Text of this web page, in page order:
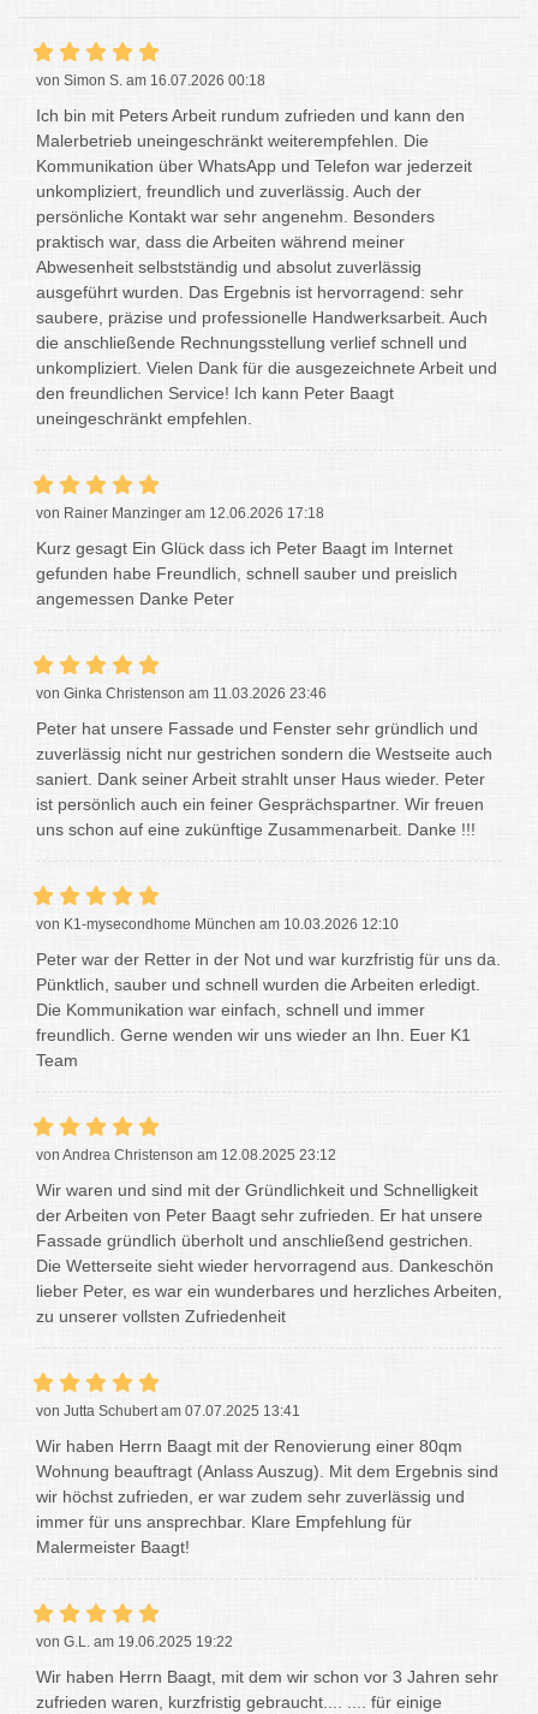
von Simon S. am 16.07.2026 00:18
Ich bin mit Peters Arbeit rundum zufrieden und kann den
Malerbetrieb uneingeschränkt weiterempfehlen. Die
Kommunikation über WhatsApp und Telefon war jederzeit
unkompliziert, freundlich und zuverlässig. Auch der
persönliche Kontakt war sehr angenehm. Besonders
praktisch war, dass die Arbeiten während meiner
Abwesenheit selbstständig und absolut zuverlässig
ausgeführt wurden. Das Ergebnis ist hervorragend: sehr
saubere, präzise und professionelle Handwerksarbeit. Auch
die anschließende Rechnungsstellung verlief schnell und
unkompliziert. Vielen Dank für die ausgezeichnete Arbeit und
den freundlichen Service! Ich kann Peter Baagt
uneingeschränkt empfehlen.
von Rainer Manzinger am 12.06.2026 17:18
Kurz gesagt Ein Glück dass ich Peter Baagt im Internet
gefunden habe Freundlich, schnell sauber und preislich
angemessen Danke Peter
von Ginka Christenson am 11.03.2026 23:46
Peter hat unsere Fassade und Fenster sehr gründlich und
zuverlässig nicht nur gestrichen sondern die Westseite auch
saniert. Dank seiner Arbeit strahlt unser Haus wieder. Peter
ist persönlich auch ein feiner Gesprächspartner. Wir freuen
uns schon auf eine zukünftige Zusammenarbeit. Danke !!!
von K1-mysecondhome München am 10.03.2026 12:10
Peter war der Retter in der Not und war kurzfristig für uns da.
Pünktlich, sauber und schnell wurden die Arbeiten erledigt.
Die Kommunikation war einfach, schnell und immer
freundlich. Gerne wenden wir uns wieder an Ihn. Euer K1
Team
von Andrea Christenson am 12.08.2025 23:12
Wir waren und sind mit der Gründlichkeit und Schnelligkeit
der Arbeiten von Peter Baagt sehr zufrieden. Er hat unsere
Fassade gründlich überholt und anschließend gestrichen.
Die Wetterseite sieht wieder hervorragend aus. Dankeschön
lieber Peter, es war ein wunderbares und herzliches Arbeiten,
zu unserer vollsten Zufriedenheit
von Jutta Schubert am 07.07.2025 13:41
Wir haben Herrn Baagt mit der Renovierung einer 80qm
Wohnung beauftragt (Anlass Auszug). Mit dem Ergebnis sind
wir höchst zufrieden, er war zudem sehr zuverlässig und
immer für uns ansprechbar. Klare Empfehlung für
Malermeister Baagt!
von G.L. am 19.06.2025 19:22
Wir haben Herrn Baagt, mit dem wir schon vor 3 Jahren sehr
zufrieden waren, kurzfristig gebraucht.... .... für einige